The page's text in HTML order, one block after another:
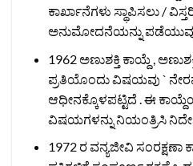
ಕಾರ್ಖಾನೆಗಳು ಸ್ಥಾಪಿಸಲು /
ಅನುಮೋದನೆಯನ್ನು
1962 ಅಣುಶಕ್ತಿ ಕಾಯ್ದೆ ,
ಪ್ರತಿಯೊಂದು ವಿಷಯವು `
ಆಧೀನಕ್ಕೊಳಪಟ್ಟಿದೆ . ಈ
ವಿಷಯಗಳನ್ನು ನಿಯಂತ್ರಿಸಿ
1972 ರ ವನ್ಯಜೀವಿ ಸಂರಕ್ಷಣಾ